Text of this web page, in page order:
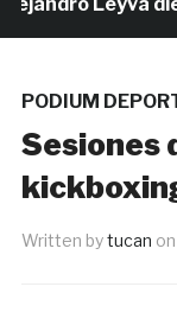
PODIUM
Sesiones
Written bytucan on